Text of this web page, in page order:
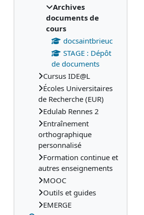
Archives
documents de
cours
docsaintbrieuc
STAGE : Dépôt
de documents
Cursus IDE@L
Écoles Universitaires
de Recherche (EUR)
Edulab Rennes 2
Entraînement
orthographique
personnalisé
Formation continue et
autres enseignements
MOOC
Outils et guides
EMERGE